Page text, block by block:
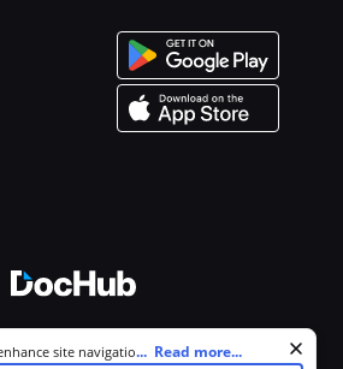
los derechos reservados.
site navigation and personalize
... Read more...